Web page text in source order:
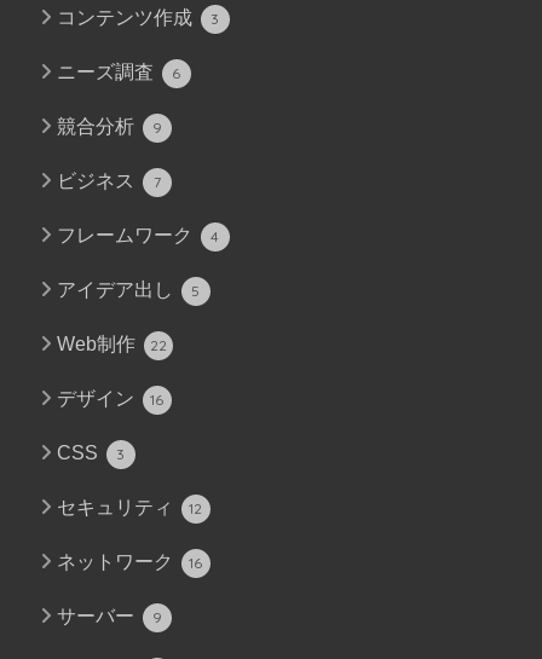
コンテンツ作成 3
ニーズ調査 6
競合分析 9
ビジネス 7
フレームワーク 4
アイデア出し 5
Web制作 22
デザイン 16
CSS 3
セキュリティ 12
ネットワーク 16
サーバー 9